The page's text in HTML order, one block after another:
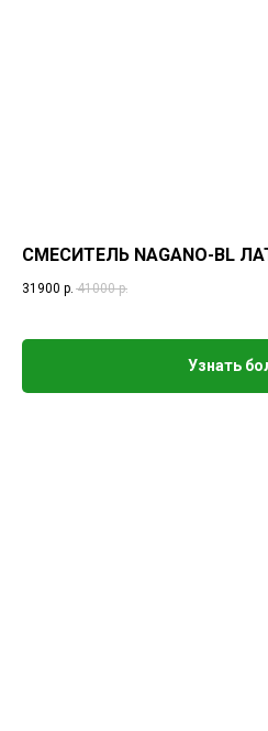
СМЕСИТЕЛЬ NAGANO-BL
31900 р. 41000 р.
Узнать